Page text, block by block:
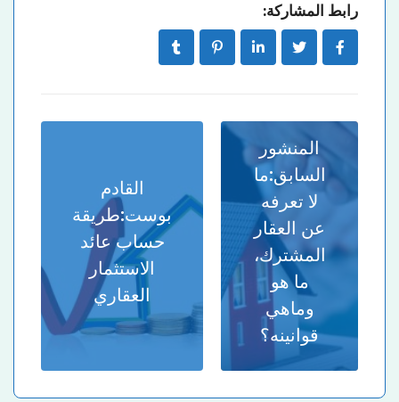
رابط المشاركة:
المنشور
السابق:ما
لا تعرفه
عن العقار
المشترك،
ما هو
وماهي
قوانينه؟
القادم
بوست:طريقة
حساب عائد
الاستثمار
العقاري